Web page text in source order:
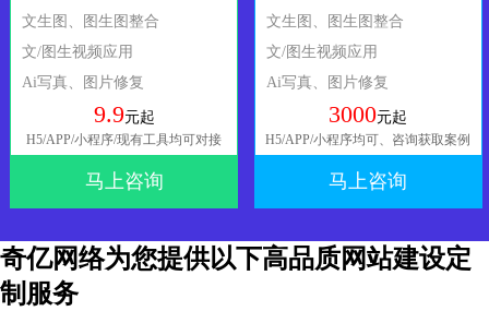
文生图、图生图整合
文/图生视频应用
Ai写真、图片修复
9.9元起
H5/APP/小程序/现有工具均可对接
马上咨询
文生图、图生图整合
文/图生视频应用
Ai写真、图片修复
3000元起
H5/APP/小程序均可、咨询获取案例
马上咨询
奇亿网络为您提供以下高品质网站建设定
制服务